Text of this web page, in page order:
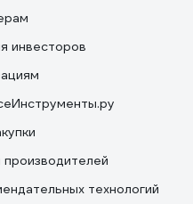
инвесторов
технологий